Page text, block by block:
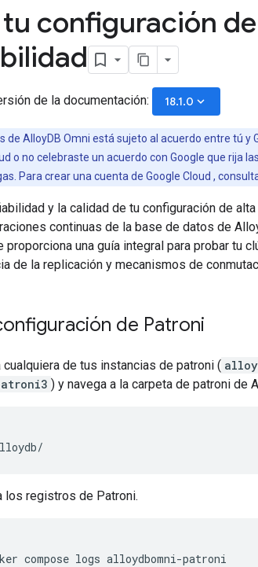
configuración
de la documentación: 18.1.0 keyboard_arrow_down
de AlloyDB Omni está sujeto al acuerdo entre tú
o no celebraste un acuerdo con Google que rija
Para crear una cuenta de Google Cloud ,
y la calidad de tu configuración de
continuas de la base de datos de
proporciona una guía integral para probar tu
de la replicación y mecanismos de
de Patroni
cualquiera de tus instancias de patroni (
) y navega a la carpeta de patroni de
los registros de Patroni.
compose logs alloydbomni-patroni